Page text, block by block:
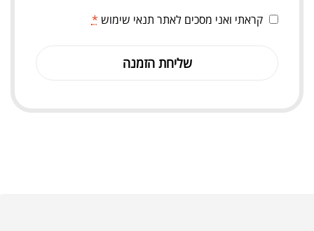
קראתי ואני מסכים לאתר תנאי שימוש *
שליחת הזמנה